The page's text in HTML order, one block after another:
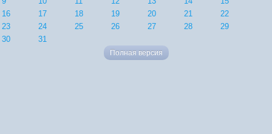
16
17 18 19 20 21
22
23
24 25 26 27 28
29
30
31
Полная версия